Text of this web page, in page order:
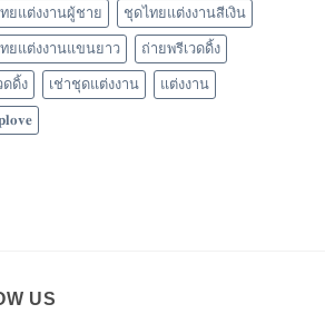
ยแต่งงานผู้ชาย ชุดไทยแต่งงานสีเงิน
ยแต่งงานแขนยาว ถ่ายพรีเวดดิ้ง
ดดิ้ง เช่าชุดแต่งงาน แต่งงาน
US